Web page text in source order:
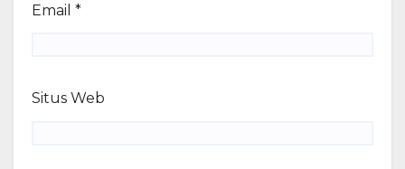
Email *
Situs Web